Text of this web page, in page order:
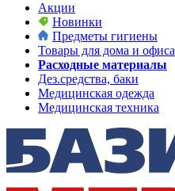
Акции
Новинки
Предметы гигиены
Товары для дома и офиса
Расходные материалы
Дез.средства, баки
Медицинская одежда
Медицинская техника